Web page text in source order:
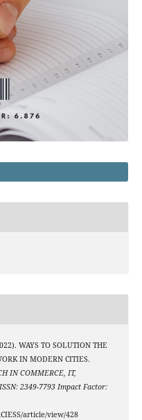
WAYS TO SOLUTION THE
IN MODERN CITIES.
IN COMMERCE, IT,
2349-7793 Impact Factor:
article/view/428